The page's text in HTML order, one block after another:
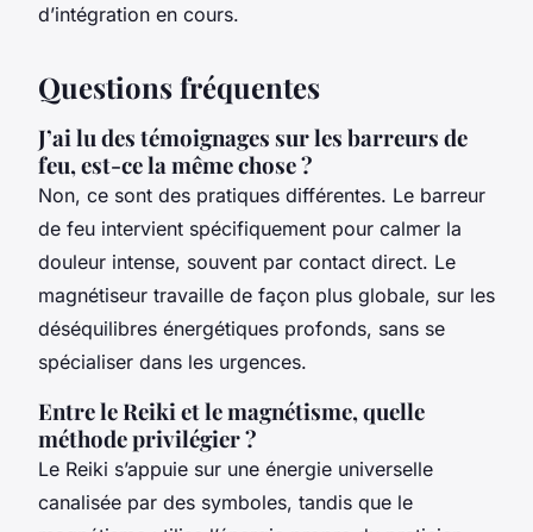
d’intégration en cours.
Questions fréquentes
J’ai lu des témoignages sur les barreurs de
feu, est-ce la même chose ?
Non, ce sont des pratiques différentes. Le barreur
de feu intervient spécifiquement pour calmer la
douleur intense, souvent par contact direct. Le
magnétiseur travaille de façon plus globale, sur les
déséquilibres énergétiques profonds, sans se
spécialiser dans les urgences.
Entre le Reiki et le magnétisme, quelle
méthode privilégier ?
Le Reiki s’appuie sur une énergie universelle
canalisée par des symboles, tandis que le